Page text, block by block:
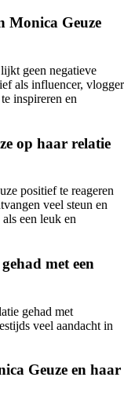
Monica Geuze
geen negatieve
als influencer, vlogger
inspireren en
op haar relatie
positief te reageren
veel steun en
een leuk en
met een
gehad met
veel aandacht in
Geuze en haar